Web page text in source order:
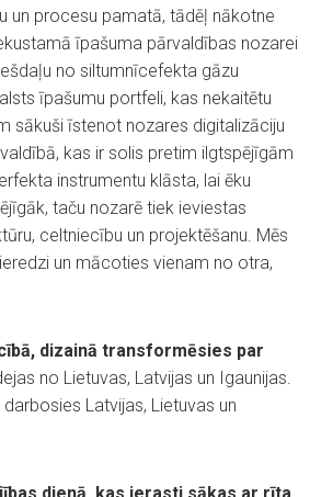
un procesu pamatā, tādēļ nākotne
īpašuma pārvaldības nozarei
no siltumnīcefekta gāzu
īpašumu portfeli, kas nekaitētu
sākuši īstenot nozares digitalizāciju
kas ir solis pretim ilgtspējīgām
instrumentu klāsta, lai ēku
taču nozarē tiek ieviestas
celtniecību un projektēšanu. Mēs
un mācoties vienam no otra,
dizainā transformēsies par
no Lietuvas, Latvijas un Igaunijas.
Latvijas, Lietuvas un